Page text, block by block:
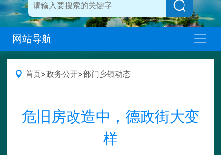
网站导航
首页>政务公开>部门乡镇动态
危旧房改造中，德政街大变
样